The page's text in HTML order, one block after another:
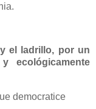
el ladrillo, por un
ecológicamente
democratice